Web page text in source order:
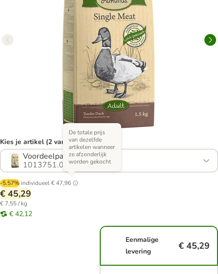
Kies je artikel (2 varianten)
Voordeelpakket 4 x 1,5 kg
1013751.0
-5.57% individueel€ 47,96
De totale prijs
van dezelfde
artikelen wanneer
ze afzonderlijk
worden gekocht
€ 45,29
€ 7,55 / kg
€ 42,12
Eenmalige
levering
€ 45,29